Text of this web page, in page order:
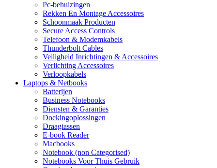
Pc-behuizingen
Rekken En Montage Accessoires
Schoonmaak Producten
Secure Access Controls
Telefoon & Modemkabels
Thunderbolt Cables
Veiligheid Inrichtingen & Accessoires
Verlichting Accessoires
Verloopkabels
Laptops & Netbooks
Batterijen
Business Notebooks
Diensten & Garanties
Dockingoplossingen
Draagtassen
E-book Reader
Macbooks
Notebook (non Categorised)
Notebooks Voor Thuis Gebruik